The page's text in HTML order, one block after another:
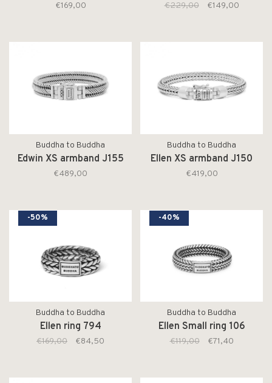
€169,00 €229,00 €149,00
Buddha to Buddha
Edwin XS armband J155
€489,00
Buddha to Buddha
Ellen XS armband J150
€419,00
-50%
Buddha to Buddha
Ellen ring 794
€169,00 €84,50
-40%
Buddha to Buddha
Ellen Small ring 106
€119,00 €71,40